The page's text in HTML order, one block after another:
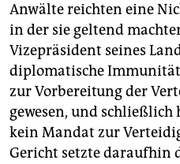
Anwälte reichten eine
in der sie geltend
Vizepräsident seines
diplomatische
zur Vorbereitung der
gewesen, und schließlich
kein Mandat zur
Gericht setzte daraufhin